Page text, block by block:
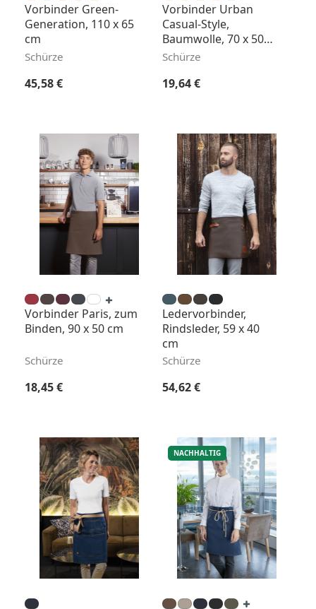
Vorbinder Green-
Generation, 110 x 65
cm
Schürze
Regulärer Preis:
45,58 €
Vorbinder Urban
Casual-Style,
Baumwolle, 70 x 50
cm
Schürze
Regulärer Preis:
19,64 €
Vorbinder Paris, zum
Binden, 90 x 50 cm
Schürze
Regulärer Preis:
18,45 €
Ledervorbinder,
Rindsleder, 59 x 40
cm
Schürze
Regulärer Preis:
54,62 €
NACHHALTIG